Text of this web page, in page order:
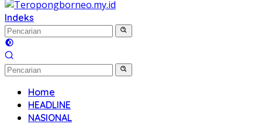
Indeks
Home
HEADLINE
NASIONAL